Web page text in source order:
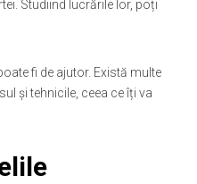
Studiind lucrările lor, poți
fi de ajutor. Există multe
și tehnicile, ceea ce îți va